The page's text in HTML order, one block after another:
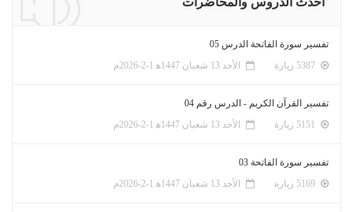
تفسير سورة الفاتحة الدرس 05
الأحد 13 شعبان 1447ﻫ 1-2-2026م
تفسير القرآن الكريم - الدرس رقم 04
الأحد 13 شعبان 1447ﻫ 1-2-2026م
تفسير سورة الفاتحة 03
الأحد 13 شعبان 1447ﻫ 1-2-2026م